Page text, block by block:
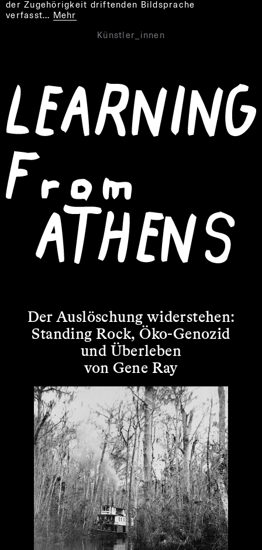
der Zugehörigkeit driftenden Bildsprache
verfasst… Mehr
Künstler_innen
Der Auslöschung widerstehen:
Standing Rock, Öko-Genozid
und Überleben
von Gene Ray